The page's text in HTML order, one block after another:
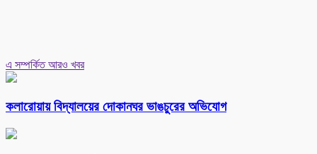
এ সম্পর্কিত আরও খবর
কলারোয়ায় বিদ্যালয়ের দোকানঘর ভাঙচুরের অভিযোগ